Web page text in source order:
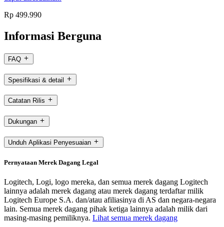
Rp 499.990
Informasi Berguna
FAQ
Spesifikasi & detail
Catatan Rilis
Dukungan
Unduh Aplikasi Penyesuaian
Pernyataan Merek Dagang Legal
Logitech, Logi, logo mereka, dan semua merek dagang Logitech
lainnya adalah merek dagang atau merek dagang terdaftar milik
Logitech Europe S.A. dan/atau afiliasinya di AS dan negara-negara
lain. Semua merek dagang pihak ketiga lainnya adalah milik dari
masing-masing pemiliknya. Lihat semua merek dagang